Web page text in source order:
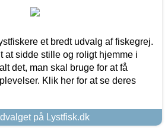
et bredt udvalg af fiskegrej.
at sidde stille og roligt hjemme i
det, man skal bruge for at få
Klik her for at se deres
på Lystfisk.dk